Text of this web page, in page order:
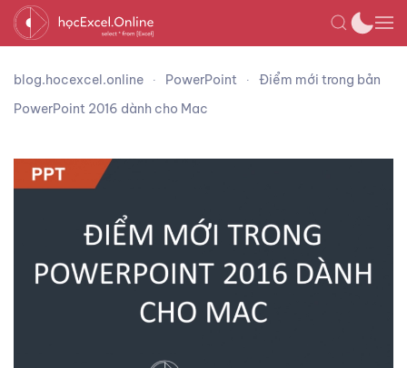
blog.hocexcel.online PowerPoint
Điểm mới trong bản
PowerPoint 2016 dành cho Mac